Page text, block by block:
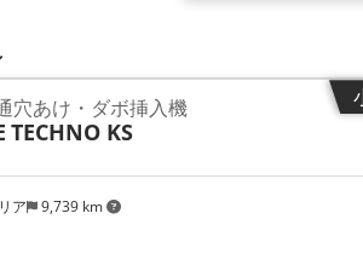
ア 9,739 km
穴あけ・ダボ挿入機
TECHNO KS